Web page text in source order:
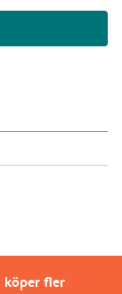
köper fler